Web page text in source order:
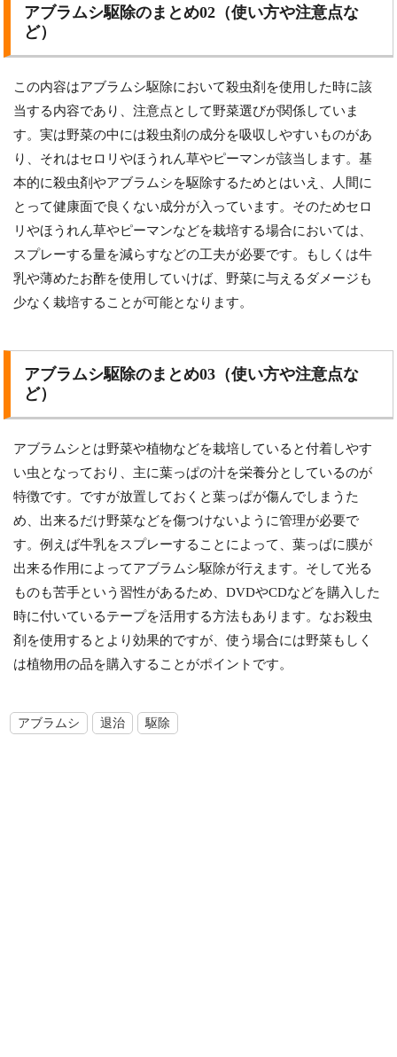
アブラムシ駆除のまとめ02（使い方や注意点な
ど）
この内容はアブラムシ駆除において殺虫剤を使用した時に該
当する内容であり、注意点として野菜選びが関係していま
す。実は野菜の中には殺虫剤の成分を吸収しやすいものがあ
り、それはセロリやほうれん草やピーマンが該当します。基
本的に殺虫剤やアブラムシを駆除するためとはいえ、人間に
とって健康面で良くない成分が入っています。そのためセロ
リやほうれん草やピーマンなどを栽培する場合においては、
スプレーする量を減らすなどの工夫が必要です。もしくは牛
乳や薄めたお酢を使用していけば、野菜に与えるダメージも
少なく栽培することが可能となります。
アブラムシ駆除のまとめ03（使い方や注意点な
ど）
アブラムシとは野菜や植物などを栽培していると付着しやす
い虫となっており、主に葉っぱの汁を栄養分としているのが
特徴です。ですが放置しておくと葉っぱが傷んでしまうた
め、出来るだけ野菜などを傷つけないように管理が必要で
す。例えば牛乳をスプレーすることによって、葉っぱに膜が
出来る作用によってアブラムシ駆除が行えます。そして光る
ものも苦手という習性があるため、DVDやCDなどを購入した
時に付いているテープを活用する方法もあります。なお殺虫
剤を使用するとより効果的ですが、使う場合には野菜もしく
は植物用の品を購入することがポイントです。
アブラムシ 退治 駆除